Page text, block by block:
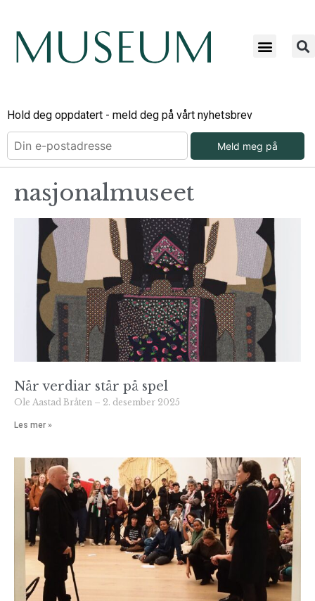
Hold deg oppdatert - meld deg på vårt nyhetsbrev
Meld meg på
nasjonalmuseet
Når verdiar står på spel
Ole Aastad Bråten 2. desember 2025
Les mer »